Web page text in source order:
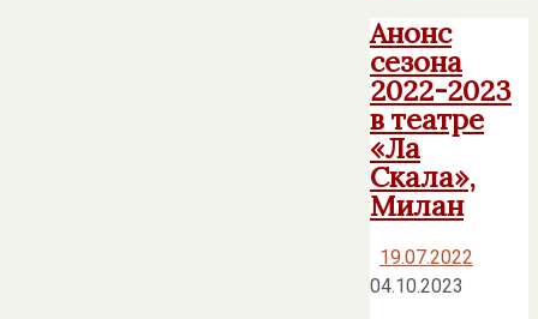
Анонс
сезона
2022-2023
в театре
«Ла
Скала»,
Милан
19.07.2022
04.10.2023